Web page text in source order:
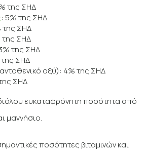
της ΣΗΔ
: 5% της ΣΗΔ
της ΣΗΔ
της ΣΗΔ
της ΣΗΔ
της ΣΗΔ
οξύ): 4% της ΣΗΔ
ΣΗΔ
ευκαταφρόνητη ποσότητα από
μαγνήσιο.
ποσότητες βιταμινών και